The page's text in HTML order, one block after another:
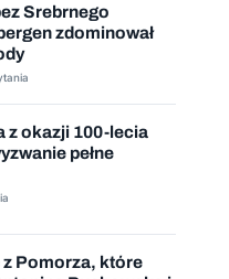
Srebrnego
zdominował
z okazji 100-lecia
pełne
z Pomorza, które